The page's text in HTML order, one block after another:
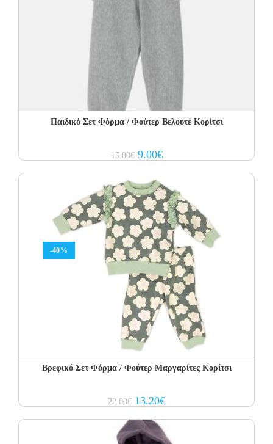
Παιδικό Σετ Φόρμα / Φούτερ Βελουτέ Κορίτσι
15.00€ Original
price
15.00€.
9.00€Current
price
-40%
Βρεφικό Σετ Φόρμα / Φούτερ Μαργαρίτες Κορίτσι
22.00€ Original
price
22.00€.
13.20€Current
price